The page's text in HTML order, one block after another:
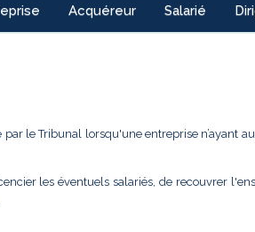
Acquéreur Salarié
le Tribunal lorsqu'une entreprise n’ayant
les éventuels salariés, de recouvrer